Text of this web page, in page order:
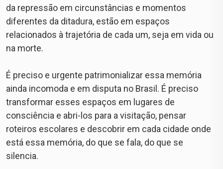
da repressão em circunstâncias e momentos
diferentes da ditadura, estão em espaços
relacionados à trajetória de cada um, seja em vida ou
na morte.
É preciso e urgente patrimonializar essa memória
ainda incomoda e em disputa no Brasil. É preciso
transformar esses espaços em lugares de
consciência e abri-los para a visitação, pensar
roteiros escolares e descobrir em cada cidade onde
está essa memória, do que se fala, do que se
silencia.